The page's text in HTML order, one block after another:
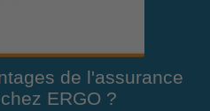
de l'assurance
ERGO ?